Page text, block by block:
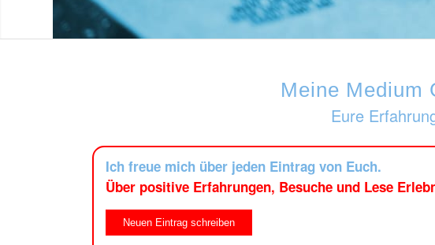
Meine Medium
Eure
Ich freue mich über jeden Eintrag von Euch.
Über positive Erfahrungen, Besuche und Lese